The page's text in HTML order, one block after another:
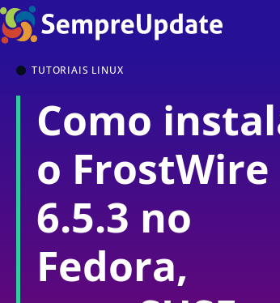
TUTORIAIS LINUX
Como
o FrostWire
6.5.3 no
Fedora,